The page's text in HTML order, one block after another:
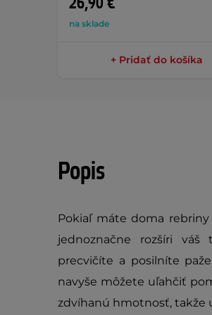
na sklade
+ Pridať do košíka
Popis
Pokiaľ máte doma
jednoznačne rozšíri váš
precvičíte a posilníte
navyše môžete uľahčiť
zdvíhanú hmotnosť, takže